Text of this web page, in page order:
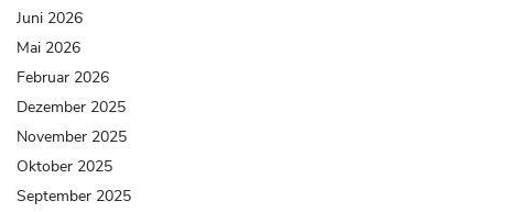
Juni 2026
Mai 2026
Februar 2026
Dezember 2025
November 2025
Oktober 2025
September 2025